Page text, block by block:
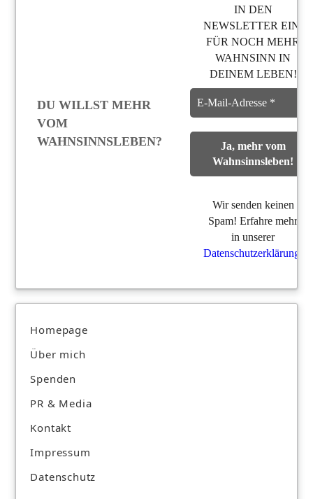
DU WILLST MEHR
VOM
WAHNSINNSLEBEN?
IN DEN
NEWSLETTER EIN,
FÜR NOCH MEHR
WAHNSINN IN
DEINEM LEBEN!
Wir senden keinen
Spam! Erfahre mehr
in unserer
Datenschutzerklärung
Homepage
Über mich
Spenden
PR & Media
Kontakt
Impressum
Datenschutz